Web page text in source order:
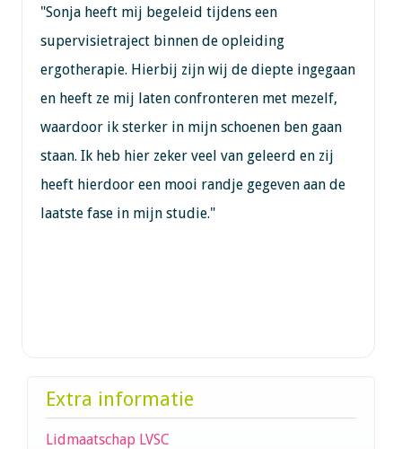
"Sonja heeft mij begeleid tijdens een
supervisietraject binnen de opleiding
ergotherapie. Hierbij zijn wij de diepte ingegaan
en heeft ze mij laten confronteren met mezelf,
waardoor ik sterker in mijn schoenen ben gaan
staan. Ik heb hier zeker veel van geleerd en zij
heeft hierdoor een mooi randje gegeven aan de
laatste fase in mijn studie."
Extra informatie
Lidmaatschap LVSC